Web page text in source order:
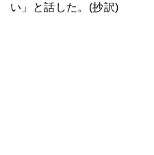
い」と話した。(抄訳)